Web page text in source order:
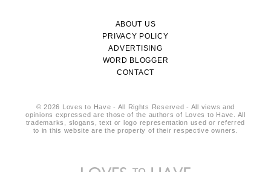
ABOUT US
PRIVACY POLICY
ADVERTISING
WORD BLOGGER
CONTACT
© 2026 Loves to Have - All Rights Reserved - All views and
opinions expressed are those of the authors of Loves to Have. All
trademarks, slogans, text or logo representation used or referred
to in this website are the property of their respective owners.